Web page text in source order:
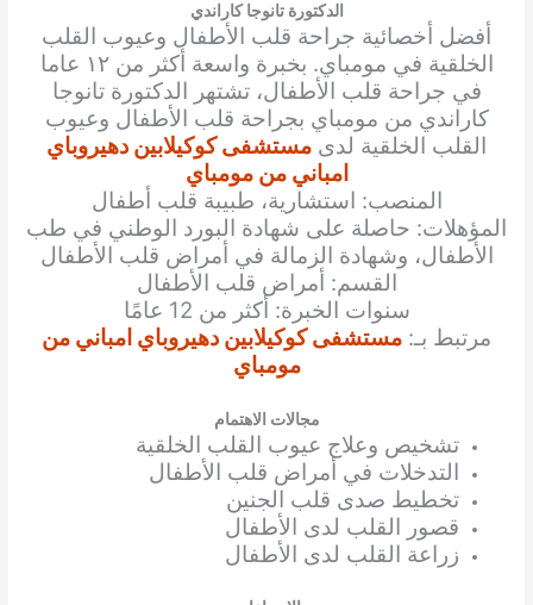
الدكتورة تانوجا كاراندي
أفضل أخصائية جراحة قلب الأطفال وعيوب القلب
الخلقية
في مومباي. بخبرة واسعة أكثر من ١٢ عاما
في جراحة قلب الأطفال، تشتهر الدكتورةتانوجا
كاراندي من مومباي بجراحة قلب الأطفال وعيوب
القلب الخلقية لدى مستشفى كوكيلابين دهيروباي
امباني من مومباي
المنصب: استشارية، طبيبة قلب أطفال
المؤهلات: حاصلة على شهادة البورد الوطني في طب
الأطفال، وشهادة الزمالة في أمراض قلب الأطفال
القسم: أمراض قلب الأطفال
سنوات الخبرة: أكثر من 12 عامًا
مرتبط بـ: مستشفى كوكيلابين دهيروباي امباني من
مومباي
مجالات الاهتمام
تشخيص وعلاج عيوب القلب الخلقية
التدخلات في أمراض قلب الأطفال
تخطيط صدى قلب الجنين
قصور القلب لدى الأطفال
زراعة القلب لدى الأطفال